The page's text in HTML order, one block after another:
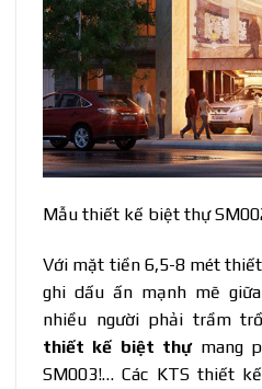
Mẫu thiết kế biệt thự
Với mặt tiền 6,5-8 mét
ghi dấu ấn mạnh mẽ
nhiều người phải trầm
thiết kế biệt thựmang
SM003!… Các KTS thiết